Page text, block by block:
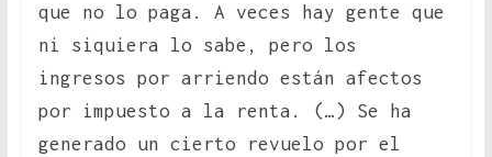
que no lo paga. A veces hay gente que
ni siquiera lo sabe, pero los
ingresos por arriendo están afectos
por impuesto a la renta. (…) Se ha
generado un cierto revuelo por el